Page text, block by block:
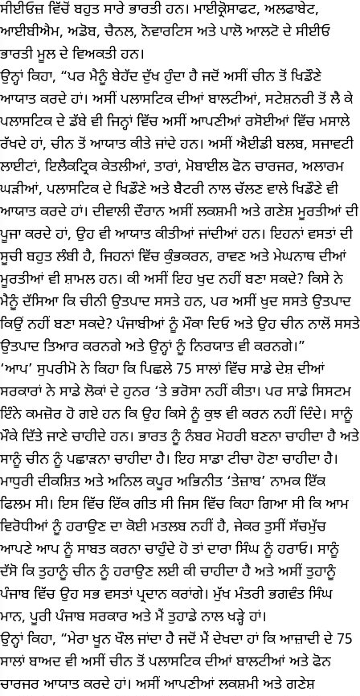
ਸੀਈਓਜ਼ ਵਿੱਚੋਂ ਬਹੁਤ ਸਾਰੇ ਭਾਰਤੀ ਹਨ। ਮਾਈਕ੍ਰੋਸਾਫਟ, ਅਲਫਾਬੇਟ,
ਆਈਬੀਐਮ, ਅਡੋਬ, ਚੈਨਲ, ਨੋਵਾਰਟਿਸ ਅਤੇ ਪਾਲੋ ਆਲਟੋ ਦੇ ਸੀਈਓ
ਭਾਰਤੀ ਮੂਲ ਦੇ ਵਿਅਕਤੀ ਹਨ।
ਉਨ੍ਹਾਂ ਕਿਹਾ, “ਪਰ ਮੈਨੂੰ ਬੇਹੱਦ ਦੁੱਖ ਹੁੰਦਾ ਹੈ ਜਦੋਂ ਅਸੀਂ ਚੀਨ ਤੋਂ ਖਿਡੌਣੇ
ਆਯਾਤ ਕਰਦੇ ਹਾਂ। ਅਸੀਂ ਪਲਾਸਟਿਕ ਦੀਆਂ ਬਾਲਟੀਆਂ, ਸਟੇਸ਼ਨਰੀ ਤੋਂ ਲੈ ਕੇ
ਪਲਾਸਟਿਕ ਦੇ ਡੱਬੇ ਵੀ ਜਿਨ੍ਹਾਂ ਵਿੱਚ ਅਸੀਂ ਆਪਣੀਆਂ ਰਸੋਈਆਂ ਵਿੱਚ ਮਸਾਲੇ
ਰੱਖਦੇ ਹਾਂ, ਚੀਨ ਤੋਂ ਆਯਾਤ ਕੀਤੇ ਜਾਂਦੇ ਹਨ। ਅਸੀਂ ਐਈਡੀ ਬਲਬ, ਸਜਾਵਟੀ
ਲਾਈਟਾਂ, ਇਲੈਕਟ੍ਰਿਕ ਕੇਤਲੀਆਂ, ਤਾਰਾਂ, ਮੋਬਾਈਲ ਫੋਨ ਚਾਰਜਰ, ਅਲਾਰਮ
ਘੜੀਆਂ, ਪਲਾਸਟਿਕ ਦੇ ਖਿਡੌਣੇ ਅਤੇ ਬੈਟਰੀ ਨਾਲ ਚੱਲਣ ਵਾਲੇ ਖਿਡੌਣੇ ਵੀ
ਆਯਾਤ ਕਰਦੇ ਹਾਂ। ਦੀਵਾਲੀ ਦੌਰਾਨ ਅਸੀਂ ਲਕਸ਼ਮੀ ਅਤੇ ਗਣੇਸ਼ ਮੂਰਤੀਆਂ ਦੀ
ਪੂਜਾ ਕਰਦੇ ਹਾਂ, ਉਹ ਵੀ ਆਯਾਤ ਕੀਤੀਆਂ ਜਾਂਦੀਆਂ ਹਨ। ਇਹਨਾਂ ਵਸਤਾਂ ਦੀ
ਸੂਚੀ ਬਹੁਤ ਲੰਬੀ ਹੈ, ਜਿਹਨਾਂ ਵਿੱਚ ਕੁੰਭਕਰਨ, ਰਾਵਣ ਅਤੇ ਮੇਘਨਾਥ ਦੀਆਂ
ਮੂਰਤੀਆਂ ਵੀ ਸ਼ਾਮਲ ਹਨ। ਕੀ ਅਸੀਂ ਇਹ ਖੁਦ ਨਹੀਂ ਬਣਾ ਸਕਦੇ? ਕਿਸੇ ਨੇ
ਮੈਨੂੰ ਦੱਸਿਆ ਕਿ ਚੀਨੀ ਉਤਪਾਦ ਸਸਤੇ ਹਨ, ਪਰ ਅਸੀਂ ਖੁਦ ਸਸਤੇ ਉਤਪਾਦ
ਕਿਉਂ ਨਹੀਂ ਬਣਾ ਸਕਦੇ? ਪੰਜਾਬੀਆਂ ਨੂੰ ਮੌਕਾ ਦਿਓ ਅਤੇ ਉਹ ਚੀਨ ਨਾਲੋਂ ਸਸਤੇ
ਉਤਪਾਦ ਤਿਆਰ ਕਰਨਗੇ ਅਤੇ ਉਨ੍ਹਾਂ ਨੂੰ ਨਿਰਯਾਤ ਵੀ ਕਰਨਗੇ।”
‘ਆਪ’ ਸੁਪਰੀਮੋ ਨੇ ਕਿਹਾ ਕਿ ਪਿਛਲੇ 75 ਸਾਲਾਂ ਵਿੱਚ ਸਾਡੇ ਦੇਸ਼ ਦੀਆਂ
ਸਰਕਾਰਾਂ ਨੇ ਸਾਡੇ ਲੋਕਾਂ ਦੇ ਹੁਨਰ ‘ਤੇ ਭਰੋਸਾ ਨਹੀਂ ਕੀਤਾ। ਪਰ ਸਾਡੇ ਸਿਸਟਮ
ਇੰਨੇ ਕਮਜ਼ੋਰ ਹੋ ਗਏ ਹਨ ਕਿ ਉਹ ਕਿਸੇ ਨੂੰ ਕੁਝ ਵੀ ਕਰਨ ਨਹੀਂ ਦਿੰਦੇ। ਸਾਨੂੰ
ਮੌਕੇ ਦਿੱਤੇ ਜਾਣੇ ਚਾਹੀਦੇ ਹਨ। ਭਾਰਤ ਨੂੰ ਨੰਬਰ ਮੋਹਰੀ ਬਣਨਾ ਚਾਹੀਦਾ ਹੈ ਅਤੇ
ਸਾਨੂੰ ਚੀਨ ਨੂੰ ਪਛਾੜਨਾ ਚਾਹੀਦਾ ਹੈ। ਇਹ ਸਾਡਾ ਟੀਚਾ ਹੋਣਾ ਚਾਹੀਦਾ ਹੈ।
ਮਾਧੁਰੀ ਦੀਕਸ਼ਿਤ ਅਤੇ ਅਨਿਲ ਕਪੂਰ ਅਭਿਨੀਤ ‘ਤੇਜ਼ਾਬ’ ਨਾਮਕ ਇੱਕ
ਫਿਲਮ ਸੀ। ਇਸ ਵਿੱਚ ਇੱਕ ਗੀਤ ਸੀ ਜਿਸ ਵਿੱਚ ਕਿਹਾ ਗਿਆ ਸੀ ਕਿ ਆਮ
ਵਿਰੋਧੀਆਂ ਨੂੰ ਹਰਾਉਣ ਦਾ ਕੋਈ ਮਤਲਬ ਨਹੀਂ ਹੈ, ਜੇਕਰ ਤੁਸੀਂ ਸੱਚਮੁੱਚ
ਆਪਣੇ ਆਪ ਨੂੰ ਸਾਬਤ ਕਰਨਾ ਚਾਹੁੰਦੇ ਹੋ ਤਾਂ ਦਾਰਾ ਸਿੰਘ ਨੂੰ ਹਰਾਓ। ਸਾਨੂੰ
ਦੱਸੋ ਕਿ ਤੁਹਾਨੂੰ ਚੀਨ ਨੂੰ ਹਰਾਉਣ ਲਈ ਕੀ ਚਾਹੀਦਾ ਹੈ ਅਤੇ ਅਸੀਂ ਤੁਹਾਨੂੰ
ਪੰਜਾਬ ਵਿੱਚ ਉਹ ਸਭ ਵਸਤਾਂ ਪ੍ਰਦਾਨ ਕਰਾਂਗੇ। ਮੁੱਖ ਮੰਤਰੀ ਭਗਵੰਤ ਸਿੰਘ
ਮਾਨ, ਪੂਰੀ ਪੰਜਾਬ ਸਰਕਾਰ ਅਤੇ ਮੈਂ ਤੁਹਾਡੇ ਨਾਲ ਖੜ੍ਹੇ ਹਾਂ।
ਉਨ੍ਹਾਂ ਕਿਹਾ, “ਮੇਰਾ ਖੂਨ ਖੌਲ ਜਾਂਦਾ ਹੈ ਜਦੋਂ ਮੈਂ ਦੇਖਦਾ ਹਾਂ ਕਿ ਆਜ਼ਾਦੀ ਦੇ 75
ਸਾਲਾਂ ਬਾਅਦ ਵੀ ਅਸੀਂ ਚੀਨ ਤੋਂ ਪਲਾਸਟਿਕ ਦੀਆਂ ਬਾਲਟੀਆਂ ਅਤੇ ਫੋਨ
ਚਾਰਜਰ ਆਯਾਤ ਕਰਦੇ ਹਾਂ। ਅਸੀਂ ਆਪਣੀਆਂ ਲਕਸ਼ਮੀ ਅਤੇ ਗਣੇਸ਼